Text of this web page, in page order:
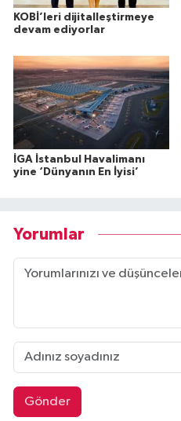
KOBİ’leri dijitalleştirmeye
devam ediyorlar
İGA İstanbul Havalimanı
yine ‘Dünyanın En İyisi’
Yorumlar
Gönder